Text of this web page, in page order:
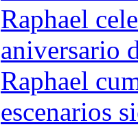
Raphael
aniversario
Raphael
escenarios